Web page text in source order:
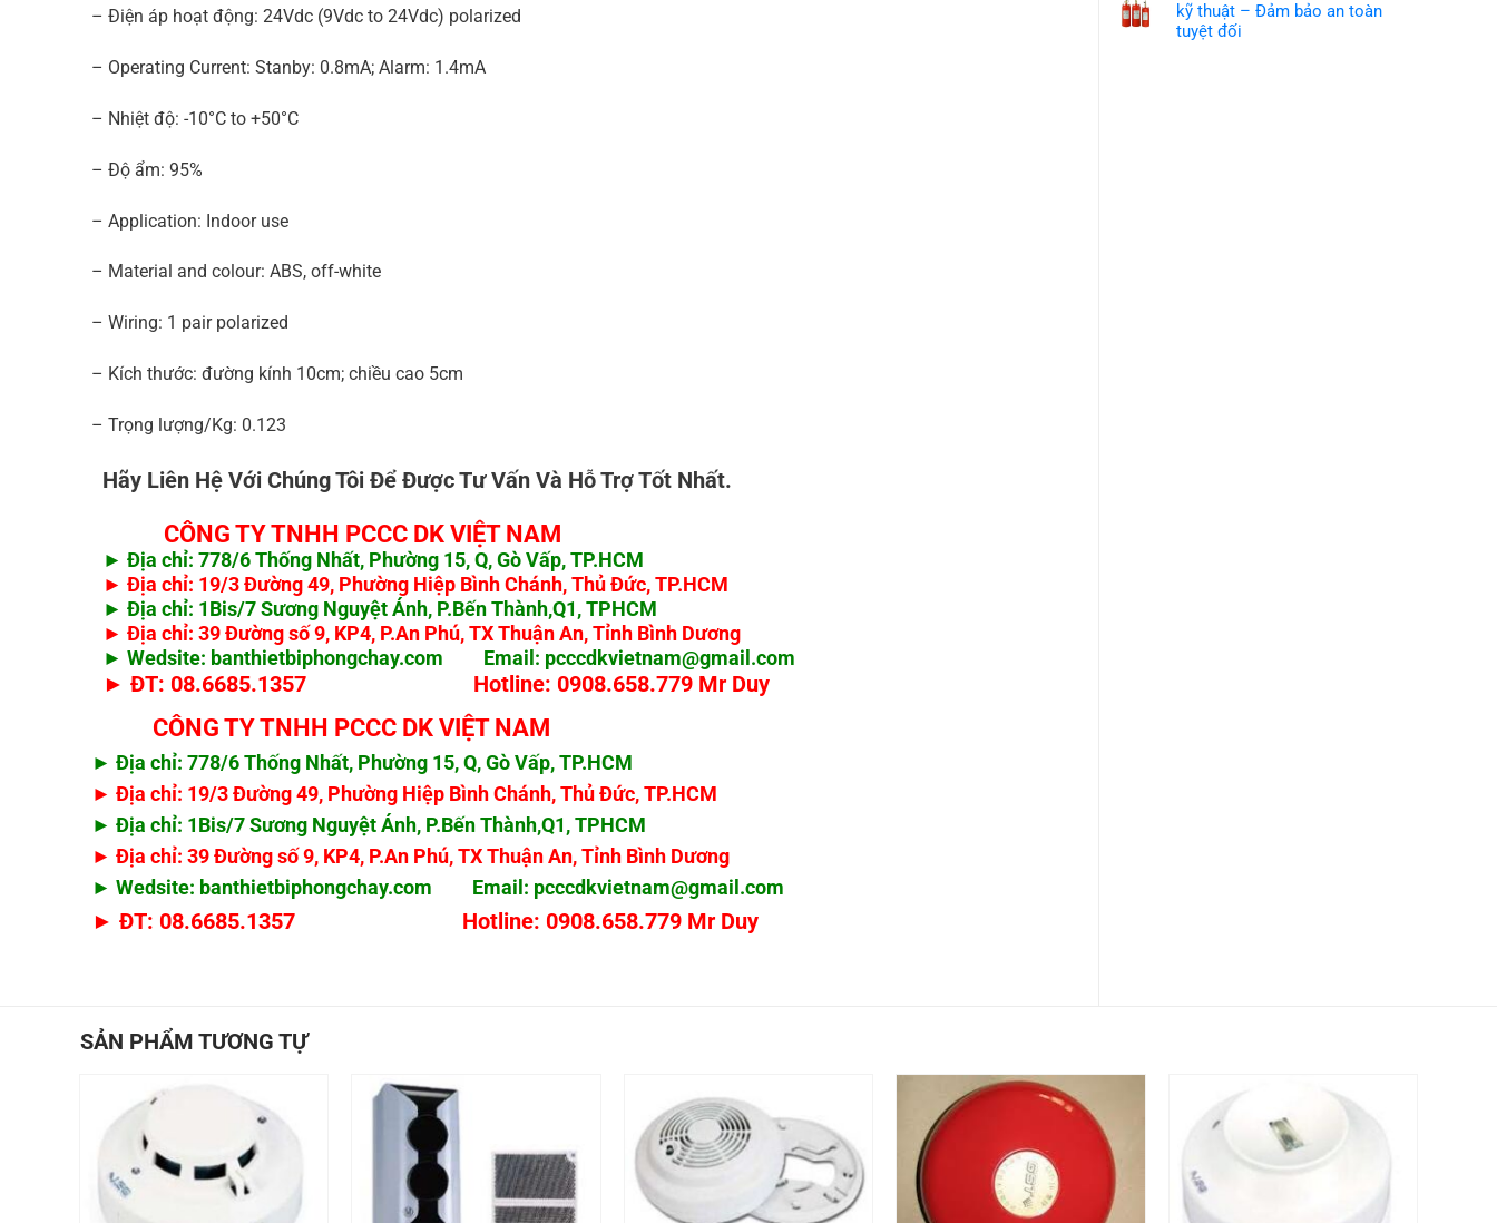
kỹ thuật – Đảm bảo an toàn
tuyệt đối
– Điện áp hoạt động: 24Vdc (9Vdc to 24Vdc) polarized
– Operating Current: Stanby: 0.8mA; Alarm: 1.4mA
– Nhiệt độ: -10°C to +50°C
– Độ ẩm: 95%
– Application: Indoor use
– Material and colour: ABS, off-white
– Wiring: 1 pair polarized
– Kích thước: đường kính 10cm; chiều cao 5cm
– Trọng lượng/Kg: 0.123
Hãy Liên Hệ Với Chúng Tôi Để Được Tư Vấn Và Hỗ Trợ Tốt Nhất.
CÔNG TY TNHH PCCC DK VIỆT NAM
► Địa chỉ: 778/6 Thống Nhất, Phường 15, Q, Gò Vấp, TP.HCM
► Địa chỉ: 19/3 Đường 49, Phường Hiệp Bình Chánh, Thủ Đức, TP.HCM
► Địa chỉ: 1Bis/7 Sương Nguyệt Ánh, P.Bến Thành,Q1, TPHCM
► Địa chỉ: 39 Đường số 9, KP4, P.An Phú, TX Thuận An, Tỉnh Bình Dương
► Wedsite: banthietbiphongchay.com Email: pcccdkvietnam@gmail.com
► ĐT: 08.6685.1357 Hotline: 0908.658.779 Mr Duy
CÔNG TY TNHH PCCC DK VIỆT NAM
► Địa chỉ: 778/6 Thống Nhất, Phường 15, Q, Gò Vấp, TP.HCM
► Địa chỉ: 19/3 Đường 49, Phường Hiệp Bình Chánh, Thủ Đức, TP.HCM
► Địa chỉ: 1Bis/7 Sương Nguyệt Ánh, P.Bến Thành,Q1, TPHCM
► Địa chỉ: 39 Đường số 9, KP4, P.An Phú, TX Thuận An, Tỉnh Bình Dương
► Wedsite: banthietbiphongchay.com Email: pcccdkvietnam@gmail.com
► ĐT: 08.6685.1357 Hotline: 0908.658.779 Mr Duy
SẢN PHẨM TƯƠNG TỰ